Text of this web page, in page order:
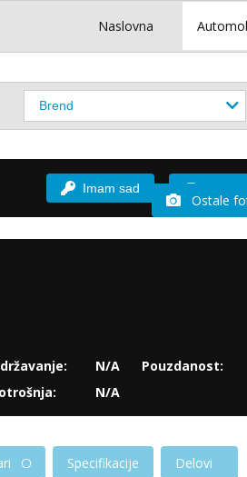
Naslovna
Imam sad
Ostale
N/A
N/A
Pouzdanost:
Specifikacije Delovi